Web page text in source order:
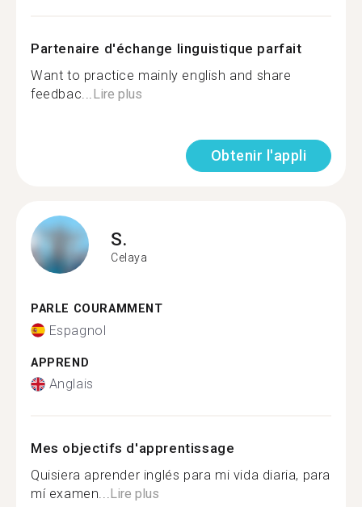
Partenaire d'échange linguistique parfait
Want to practice mainly english and share
feedbac...Lire plus
Obtenir l'appli
S.
Celaya
PARLE COURAMMENT
Espagnol
APPREND
Anglais
Mes objectifs d'apprentissage
Quisiera aprender inglés para mi vida diaria, para
mí examen...Lire plus